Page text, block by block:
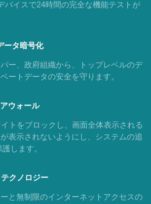
バイスで24時間の完全な機能テストが
ータ暗号化
ー、政府組織から、トップレベルのデ
ートデータの安全を守ります。
ウォール
トをブロックし、画面全体表示される
表示されないようにし、システムの追
します。
クノロジー
と無制限のインターネットアクセスの